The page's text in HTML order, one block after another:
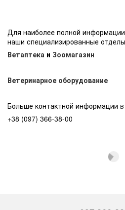
Для наиболее полной
наши специализированные
Ветаптека и Зоомагазин
Ветеринарное оборудование
Больше контактной информации
+38 (097) 366-38-00